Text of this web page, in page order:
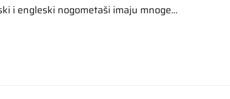
i engleski nogometaši imaju mnoge…